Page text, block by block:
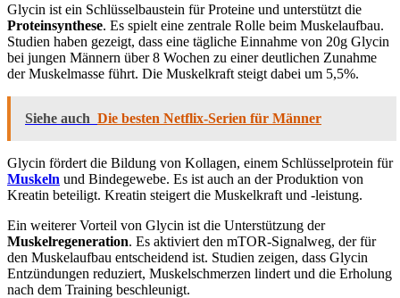
Glycin ist ein Schlüsselbaustein für Proteine und unterstützt die
Proteinsynthese. Es spielt eine zentrale Rolle beim Muskelaufbau.
Studien haben gezeigt, dass eine tägliche Einnahme von 20g Glycin
bei jungen Männern über 8 Wochen zu einer deutlichen Zunahme
der Muskelmasse führt. Die Muskelkraft steigt dabei um 5,5%.
Siehe auch Die besten Netflix-Serien für Männer
Glycin fördert die Bildung von Kollagen, einem Schlüsselprotein für
Muskeln und Bindegewebe. Es ist auch an der Produktion von
Kreatin beteiligt. Kreatin steigert die Muskelkraft und -leistung.
Ein weiterer Vorteil von Glycin ist die Unterstützung der
Muskelregeneration. Es aktiviert den mTOR-Signalweg, der für
den Muskelaufbau entscheidend ist. Studien zeigen, dass Glycin
Entzündungen reduziert, Muskelschmerzen lindert und die Erholung
nach dem Training beschleunigt.